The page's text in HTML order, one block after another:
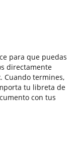
para que puedas
directamente
Cuando termines,
tu libreta de
con tus